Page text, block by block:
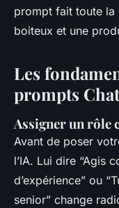
prompt fait toute la
boiteux et une
Les
prompts
Assigner un rôle
Avant de poser
l’IA. Lui dire “Agis
d’expérience” ou
senior” change